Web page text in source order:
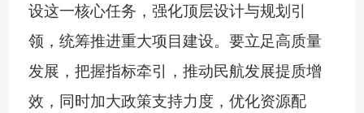
设这一核心任务，强化顶层设计与规划引
领，统筹推进重大项目建设。要立足高质量
发展，把握指标牵引，推动民航发展提质增
效，同时加大政策支持力度，优化资源配